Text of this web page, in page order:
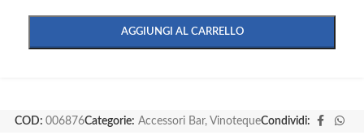
AGGIUNGI AL CARRELLO
COD: 006876Categorie: Accessori Bar, VinotequeCondividi: